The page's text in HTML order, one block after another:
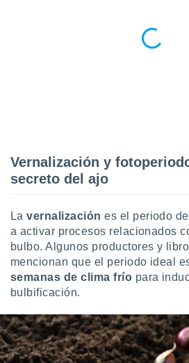
de
un
datos
perfiles
Vernalización y
secreto del ajo
Lavernalización es el periodo
a activar procesos relacionados
bulbo. Algunos productores y
mencionan que el periodo ideal
semanas de clima frío para
bulbificación.